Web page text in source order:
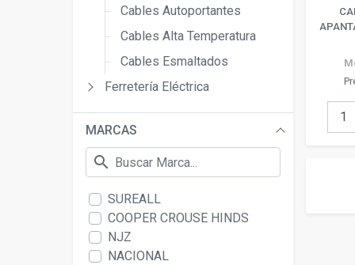
Cables Autoportantes
Cables Alta Temperatura
Cables Esmaltados
Ferretería Eléctrica
MARCAS
search
SUREALL
COOPER CROUSE HINDS
NJZ
NACIONAL